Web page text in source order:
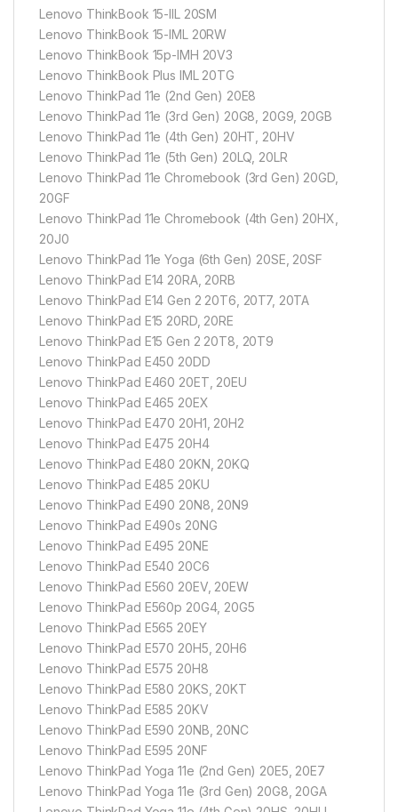
Lenovo ThinkBook 15-IIL 20SM
Lenovo ThinkBook 15-IML 20RW
Lenovo ThinkBook 15p-IMH 20V3
Lenovo ThinkBook Plus IML 20TG
Lenovo ThinkPad 11e (2nd Gen) 20E8
Lenovo ThinkPad 11e (3rd Gen) 20G8, 20G9, 20GB
Lenovo ThinkPad 11e (4th Gen) 20HT, 20HV
Lenovo ThinkPad 11e (5th Gen) 20LQ, 20LR
Lenovo ThinkPad 11e Chromebook (3rd Gen) 20GD,
20GF
Lenovo ThinkPad 11e Chromebook (4th Gen) 20HX,
20J0
Lenovo ThinkPad 11e Yoga (6th Gen) 20SE, 20SF
Lenovo ThinkPad E14 20RA, 20RB
Lenovo ThinkPad E14 Gen 2 20T6, 20T7, 20TA
Lenovo ThinkPad E15 20RD, 20RE
Lenovo ThinkPad E15 Gen 2 20T8, 20T9
Lenovo ThinkPad E450 20DD
Lenovo ThinkPad E460 20ET, 20EU
Lenovo ThinkPad E465 20EX
Lenovo ThinkPad E470 20H1, 20H2
Lenovo ThinkPad E475 20H4
Lenovo ThinkPad E480 20KN, 20KQ
Lenovo ThinkPad E485 20KU
Lenovo ThinkPad E490 20N8, 20N9
Lenovo ThinkPad E490s 20NG
Lenovo ThinkPad E495 20NE
Lenovo ThinkPad E540 20C6
Lenovo ThinkPad E560 20EV, 20EW
Lenovo ThinkPad E560p 20G4, 20G5
Lenovo ThinkPad E565 20EY
Lenovo ThinkPad E570 20H5, 20H6
Lenovo ThinkPad E575 20H8
Lenovo ThinkPad E580 20KS, 20KT
Lenovo ThinkPad E585 20KV
Lenovo ThinkPad E590 20NB, 20NC
Lenovo ThinkPad E595 20NF
Lenovo ThinkPad Yoga 11e (2nd Gen) 20E5, 20E7
Lenovo ThinkPad Yoga 11e (3rd Gen) 20G8, 20GA